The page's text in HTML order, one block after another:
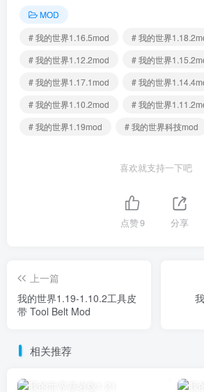
MOD
# 我的世界1.16.5mod
# 我的世界
# 我的世界1.12.2mod
# 我的世界
# 我的世界1.17.1mod
# 我的世界
# 我的世界1.10.2mod
# 我的世界
# 我的世界1.19mod
# 我的世界科技mod
喜欢就支持一下吧
点赞9 分享
上一篇
我的世界1.19-1.10.2工具皮
带 Tool Belt Mod
相关推荐